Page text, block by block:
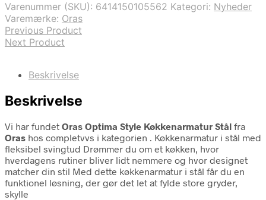
Varenummer (SKU): 6414150105562 Kategori: Nyheder
Varemærke: Oras
Previous Product
Next Product
Beskrivelse
Beskrivelse
Vi har fundet Oras Optima Style Køkkenarmatur Stål fra
Oras hos completvvs i kategorien . Køkkenarmatur i stål med
fleksibel svingtud Drømmer du om et køkken, hvor
hverdagens rutiner bliver lidt nemmere og hvor designet
matcher din stil Med dette køkkenarmatur i stål får du en
funktionel løsning, der gør det let at fylde store gryder,
skylle